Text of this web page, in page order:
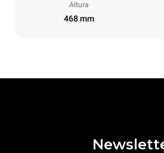
Altura
468 mm